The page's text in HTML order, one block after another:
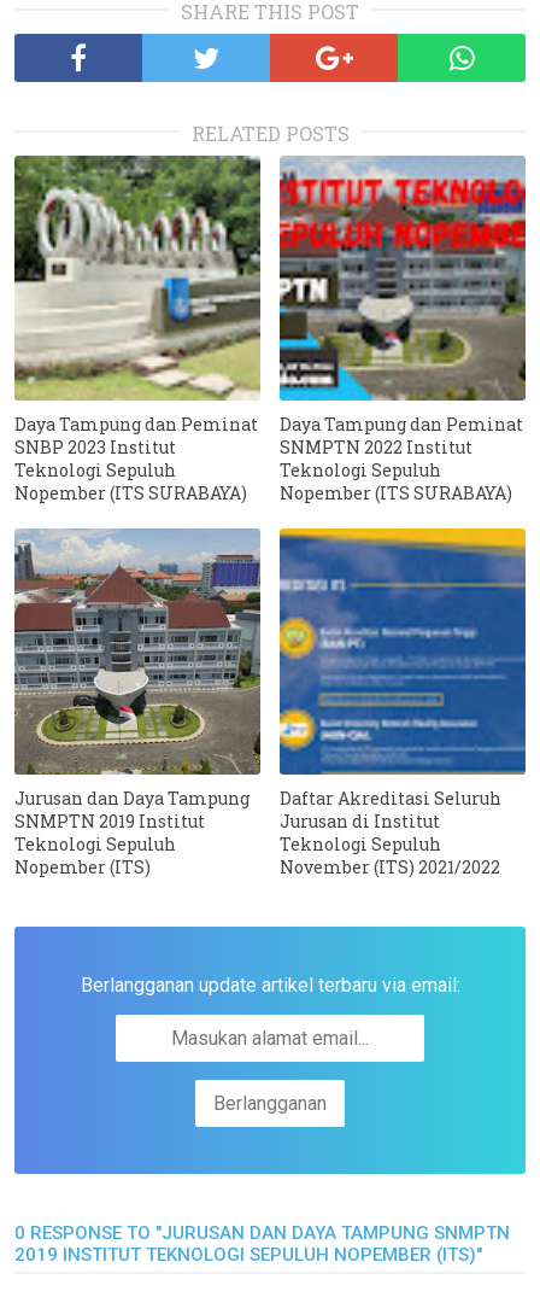
SHARE THIS POST
RELATED POSTS
Daya Tampung dan Peminat
SNBP 2023 Institut
Teknologi Sepuluh
Nopember (ITS SURABAYA)
Daya Tampung dan Peminat
SNMPTN 2022 Institut
Teknologi Sepuluh
Nopember (ITS SURABAYA)
Jurusan dan Daya Tampung
SNMPTN 2019 Institut
Teknologi Sepuluh
Nopember (ITS)
Daftar Akreditasi Seluruh
Jurusan di Institut
Teknologi Sepuluh
November (ITS) 2021/2022
Berlangganan update artikel terbaru via email:
0 RESPONSE TO "JURUSAN DAN DAYA TAMPUNG SNMPTN
2019 INSTITUT TEKNOLOGI SEPULUH NOPEMBER (ITS)"